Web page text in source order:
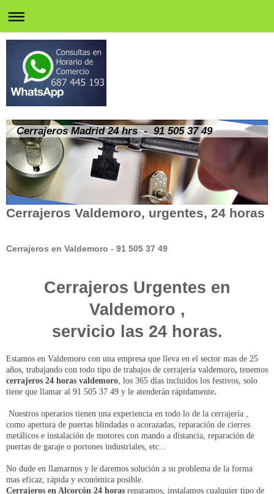
Cerrajeros Madrid 24 hrs - 91 505 37 49
Cerrajeros Valdemoro, urgentes, 24 horas
Cerrajeros en Valdemoro - 91 505 37 49
Cerrajeros Urgentes en
Valdemoro ,
servicio las 24 horas.
Estamos en Valdemoro con una empresa que lleva en el sector mas de 25
años, trabajando con todo tipo de trabajos de cerrajería valdemoro, tenemos
cerrajeros 24 horas valdemoro , los 365 días incluidos los festivos, solo
tiene que llamar al 91 505 37 49 y le atenderán rápidamente.
Nuestros operarios tienen una experiencia en todo lo de la cerrajería ,
como apertura de puertas blindadas o acorazadas, reparación de cierres
metálicos e instalación de motores con mando a distancia, reparación de
puertas de garaje o portones industriales, etc...
No dude en llamarnos y le daremos solución a su problema de la forma
mas eficaz, rápida y económica posible.
Cerrajeros en Alcorcón 24 horas reparamos, instalamos cualquier tipo de